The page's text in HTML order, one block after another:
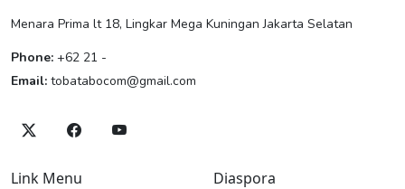
Menara Prima lt 18, Lingkar Mega Kuningan Jakarta Selatan
Phone: +62 21 -
Email: tobatabocom@gmail.com
Link Menu Diaspora